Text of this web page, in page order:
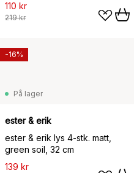
110 kr
219 kr
På lager
ester & erik
ester & erik lys 4-stk. matt,
green soil, 32 cm
139 kr
-16%